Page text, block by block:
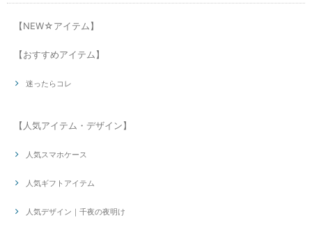
【NEW☆アイテム】
【おすすめアイテム】
迷ったらコレ
【人気アイテム・デザイン】
人気スマホケース
人気ギフトアイテム
人気デザイン｜千夜の夜明け